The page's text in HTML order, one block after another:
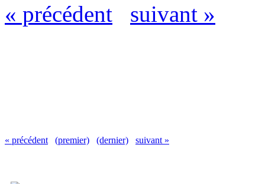
« précédent suivant »
« précédent (premier) (dernier) suivant »